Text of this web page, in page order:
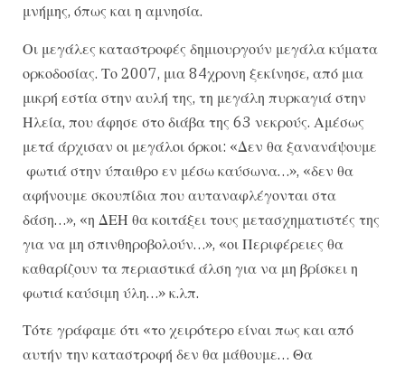
μνήμης, όπως και η αμνησία.
Οι μεγάλες καταστροφές δημιουργούν μεγάλα κύματα
ορκοδοσίας. Το 2007, μια 84χρονη ξεκίνησε, από μια
μικρή εστία στην αυλή της, τη μεγάλη πυρκαγιά στην
Ηλεία, που άφησε στο διάβα της 63 νεκρούς. Αμέσως
μετά άρχισαν οι μεγάλοι όρκοι: «Δεν θα ξανανάψουμε
φωτιά στην ύπαιθρο εν μέσω καύσωνα…», «δεν θα
αφήνουμε σκουπίδια που αυταναφλέγονται στα
δάση…», «η ΔΕΗ θα κοιτάξει τους μετασχηματιστές της
για να μη σπινθηροβολούν…», «οι Περιφέρειες θα
καθαρίζουν τα περιαστικά άλση για να μη βρίσκει η
φωτιά καύσιμη ύλη…» κ.λπ.
Τότε γράφαμε ότι «το χειρότερο είναι πως και από
αυτήν την καταστροφή δεν θα μάθουμε… Θα